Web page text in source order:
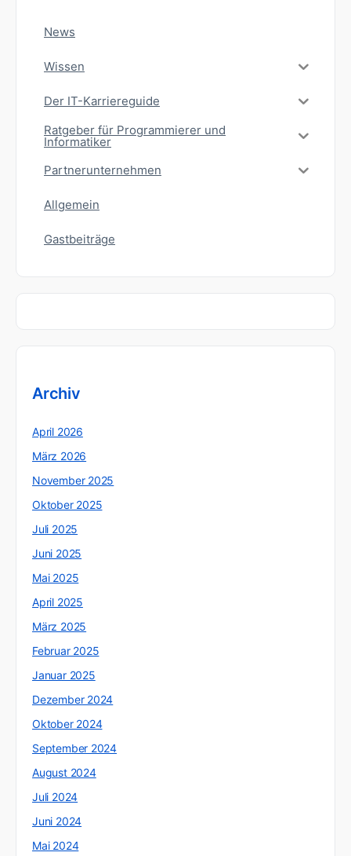
News
Wissen
Der IT-Karriereguide
Ratgeber für Programmierer und
Informatiker
Partnerunternehmen
Allgemein
Gastbeiträge
Archiv
April 2026
März 2026
November 2025
Oktober 2025
Juli 2025
Juni 2025
Mai 2025
April 2025
März 2025
Februar 2025
Januar 2025
Dezember 2024
Oktober 2024
September 2024
August 2024
Juli 2024
Juni 2024
Mai 2024